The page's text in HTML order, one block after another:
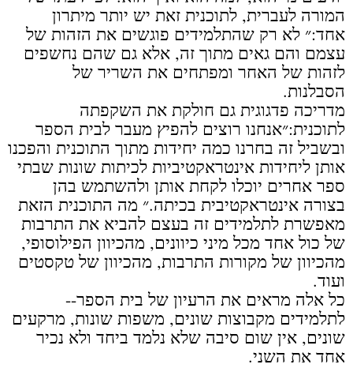
המורה לעברית, לתוכנית זאת יש יותר מיתרון
אחד:״ לא רק שהתלמידים פוגשים את הזהות של
עצמם והם גאים מתוך זה, אלא גם שהם נחשפים
לזהות של האחר ומפתחים את השריר של
הסבלנות.
מדריכה פדגוגית גם חולקת את השקפתה
לתוכנית:״אנחנו רוצים להפיץ מעבר לבית הספר
ובשביל זה בחרנו כמה יחידות מתוך התוכנית והפכנו
אותן ליחידות אינטראקטיביות לכיתות שונות שבתי
ספר אחרים יוכלו לקחת אותן ולהשתמש בהן
בצורה אינטראקטיבית בכיתה.״ מה התוכנית הזאת
מאפשרת לתלמידים זה בעצם להביא את התרבות
של כול אחד מכל מיני כיוונים, מהכיוון הפילוסופי,
מהכיוון של מקורות התרבות, מהכיוון של טקסטים
ועוד.
כל אלה מראים את הרעיון של בית הספר--
לתלמידים מקבוצות שונים, משפות שונות, מרקעים
שונים, אין שום סיבה שלא נלמד ביחד ולא נכיר
אחד את השני.